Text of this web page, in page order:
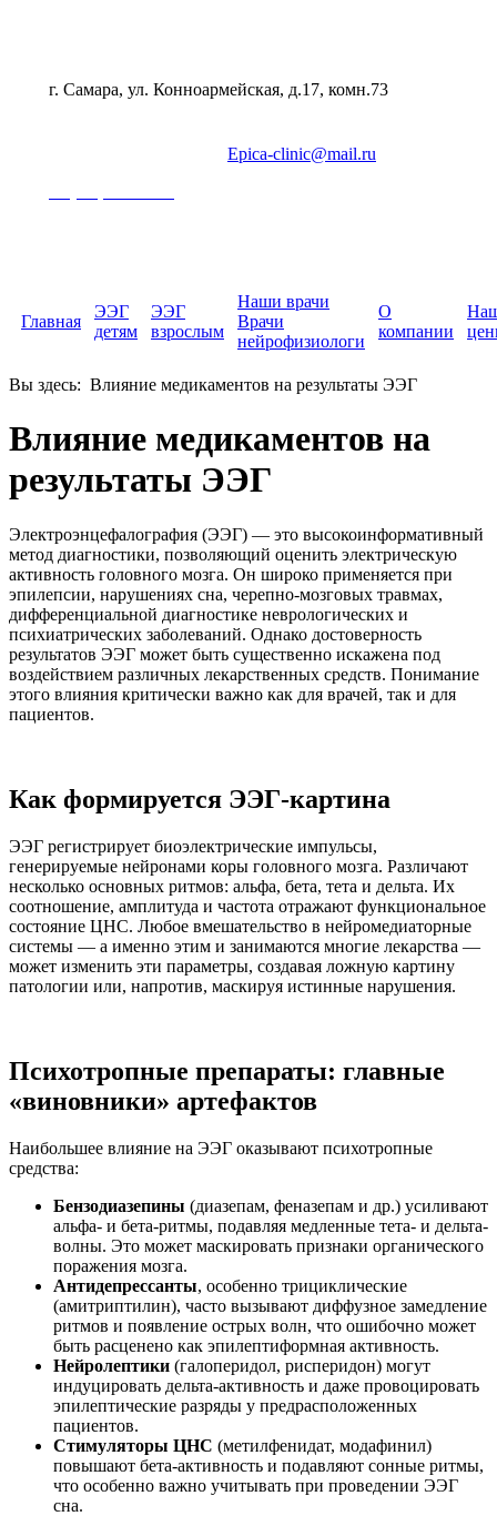
г. Самара, ул. Конноармейская, д.17, комн.73
Epica-clinic@mail.ru
Главная
ЭЭГ
детям
ЭЭГ
взрослым
Наши врачи
Врачи
нейрофизиологи
О
компании
Вы здесь: Влияние медикаментов на результаты ЭЭГ
Влияние медикаментов на
результаты ЭЭГ
Электроэнцефалография (ЭЭГ) — это высокоинформативный
метод диагностики, позволяющий оценить электрическую
активность головного мозга. Он широко применяется при
эпилепсии, нарушениях сна, черепно-мозговых травмах,
дифференциальной диагностике неврологических и
психиатрических заболеваний. Однако достоверность
результатов ЭЭГ может быть существенно искажена под
воздействием различных лекарственных средств. Понимание
этого влияния критически важно как для врачей, так и для
пациентов.
Как формируется ЭЭГ-картина
ЭЭГ регистрирует биоэлектрические импульсы,
генерируемые нейронами коры головного мозга. Различают
несколько основных ритмов: альфа, бета, тета и дельта. Их
соотношение, амплитуда и частота отражают функциональное
состояние ЦНС. Любое вмешательство в нейромедиаторные
системы — а именно этим и занимаются многие лекарства —
может изменить эти параметры, создавая ложную картину
патологии или, напротив, маскируя истинные нарушения.
Психотропные препараты: главные
«виновники» артефактов
Наибольшее влияние на ЭЭГ оказывают психотропные
средства:
Бензодиазепины (диазепам, феназепам и др.) усиливают
альфа- и бета-ритмы, подавляя медленные тета- и дельта-
волны. Это может маскировать признаки органического
поражения мозга.
Антидепрессанты, особенно трициклические
(амитриптилин), часто вызывают диффузное замедление
ритмов и появление острых волн, что ошибочно может
быть расценено как эпилептиформная активность.
Нейролептики (галоперидол, рисперидон) могут
индуцировать дельта-активность и даже провоцировать
эпилептические разряды у предрасположенных
пациентов.
Стимуляторы ЦНС (метилфенидат, модафинил)
повышают бета-активность и подавляют сонные ритмы,
что особенно важно учитывать при проведении ЭЭГ
сна.